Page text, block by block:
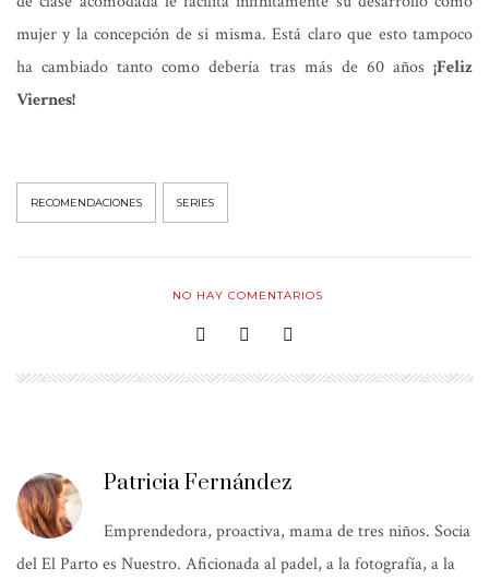
mujer y la concepción de si misma. Está claro que esto tampoco
ha cambiado tanto como debería tras más de 60 años ¡Feliz
Viernes!
RECOMENDACIONES SERIES
NO HAY COMENTARIOS
Patricia Fernández
Emprendedora, proactiva, mama de tres niños. Socia
del El Parto es Nuestro. Aficionada al padel, a la fotografía, a la